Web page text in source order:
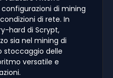
di mining
di rete. In
hard di Scrypt,
sia nel mining di
stoccaggio delle
versatile e